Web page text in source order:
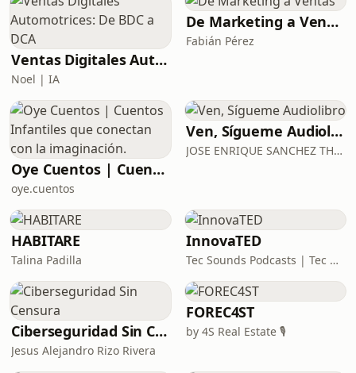
de la Producción:Narración:
Dramatizada (Voz Humana
Real).Edición: Sin música (Voz en off
pura) para una experiencia inmersiva
Ventas Digitales Automotrices: De BDC a DCA
Noel | IA
De Marketing a Ventas
Fabián Pérez
Oye Cuentos | Cuentos Infantiles que conectan con la imaginación.
oye.cuentos
Ven, Sígueme Audiolibro
JOSE ENRIQUE SANCHEZ THOMPSON
HABITARE
Talina Padilla
InnovaTED
Tec Sounds Podcasts | Tec de Monterrey
Ciberseguridad Sin Censura
Jesus Alejandro Rizo Rivera
FOREC4ST
by 4S Real Estate 🎙️